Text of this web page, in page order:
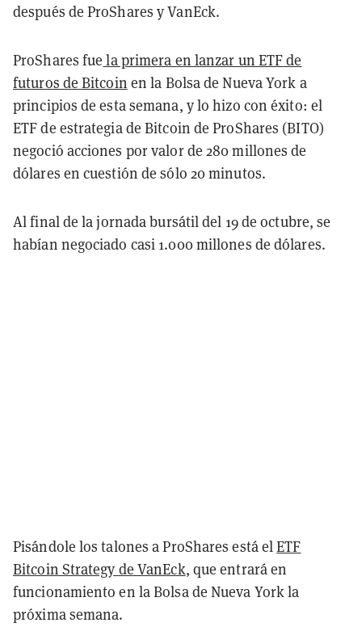
después de ProShares y VanEck.
ProShares fue la primera en lanzar un ETF de
futuros de Bitcoin en la Bolsa de Nueva York a
principios de esta semana, y lo hizo con éxito: el
ETF de estrategia de Bitcoin de ProShares (BITO)
negoció acciones por valor de 280 millones de
dólares en cuestión de sólo 20 minutos.
Al final de la jornada bursátil del 19 de octubre, se
habían negociado casi 1.000 millones de dólares.
Pisándole los talones a ProShares está elETF
Bitcoin Strategy de VanEck, que entrará en
funcionamiento en la Bolsa de Nueva York la
próxima semana.